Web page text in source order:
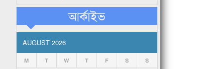
আর্কাইভ
AUGUST 2026
M T W T F S S